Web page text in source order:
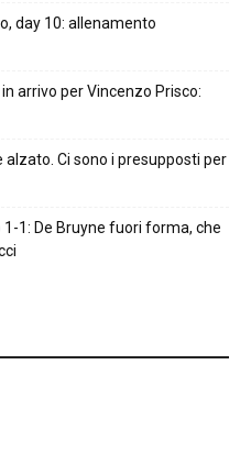
day 10: allenamento
arrivo per Vincenzo Prisco:
alzato. Ci sono i presupposti per
1: De Bruyne fuori forma, che